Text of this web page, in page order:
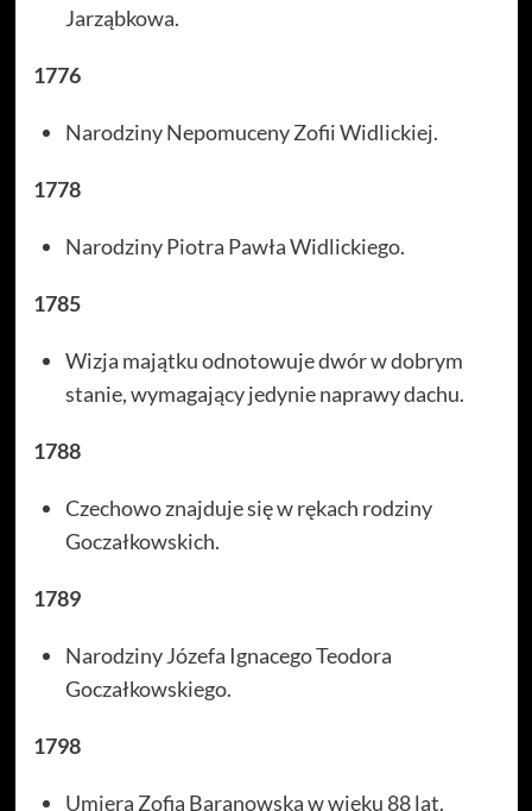
Jarząbkowa.
1776
Narodziny Nepomuceny Zofii Widlickiej.
1778
Narodziny Piotra Pawła Widlickiego.
1785
Wizja majątku odnotowuje dwór w dobrym
stanie, wymagający jedynie naprawy dachu.
1788
Czechowo znajduje się w rękach rodziny
Goczałkowskich.
1789
Narodziny Józefa Ignacego Teodora
Goczałkowskiego.
1798
Umiera Zofia Baranowska w wieku 88 lat.